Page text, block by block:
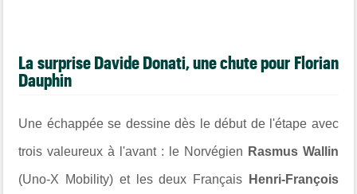
La surprise Davide Donati, une chute pour Florian
Dauphin
Une échappée se dessine dès le début de l'étape avec
trois valeureux à l'avant : le Norvégien Rasmus Wallin
(Uno-X Mobility) et les deux Français Henri-François